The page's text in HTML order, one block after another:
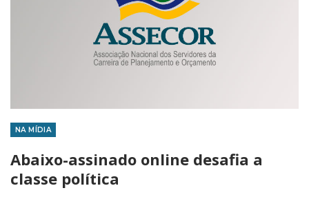
NA MÍDIA
Abaixo-assinado online desafia a
classe política